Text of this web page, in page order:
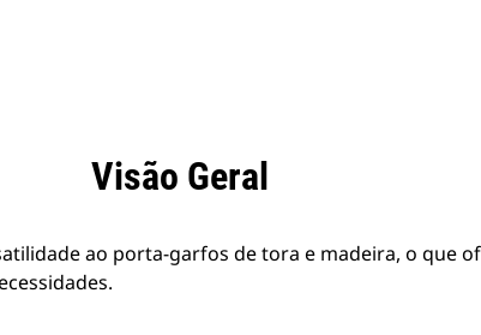
Visão Geral
ao porta-garfos de tora e madeira, o que